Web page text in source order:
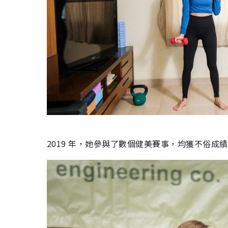
2019 年，她參與了數個健美賽事，均獲不俗成